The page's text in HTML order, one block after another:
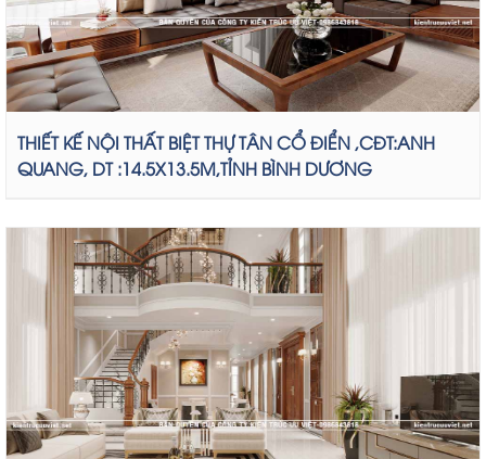
THIẾT KẾ NỘI THẤT BIỆT THỰ TÂN CỔ ĐIỂN ,CĐT:ANH
QUANG, DT :14.5X13.5M,TỈNH BÌNH DƯƠNG